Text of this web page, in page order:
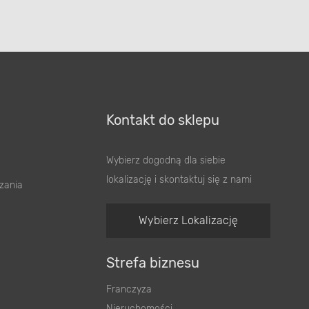
Kontakt do sklepu
Wybierz dogodną dla siebie
lokalizację i skontaktuj się z nami
Wybierz Lokalizację
Strefa biznesu
Franczyza